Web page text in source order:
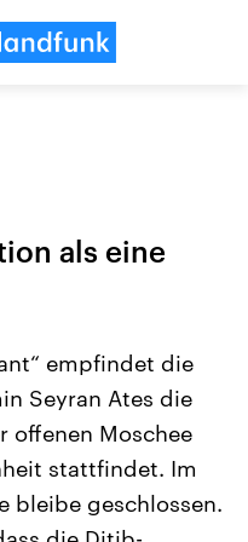
USA
Aktuelle Beiträge,
Hintergründe
Wirtschaftlich und
gehören die Vereinigten
den mächtigsten Ländern
mit großem Einfluss auf
als eine
empfindet die
Seyran Ates die
offenen Moschee
stattfindet. Im
bleibe geschlossen.